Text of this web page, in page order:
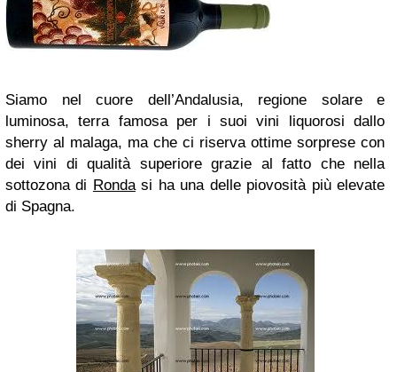
Siamo nel cuore dell’Andalusia, regione solare e
luminosa, terra famosa per i suoi vini liquorosi dallo
sherry al malaga, ma che ci riserva ottime sorprese con
dei vini di qualità superiore grazie al fatto che nella
sottozona di Rondasi ha una delle piovosità più elevate
di Spagna.